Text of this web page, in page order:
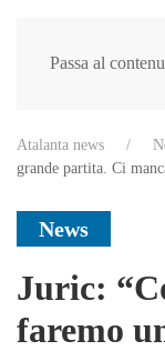
Passa al
Atalanta news
grande partita. Ci
News
Juric:
faremo